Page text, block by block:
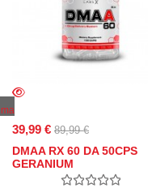
39,99 € 89,99 €
DMAA RX 60 DA 50CPS
GERANIUM